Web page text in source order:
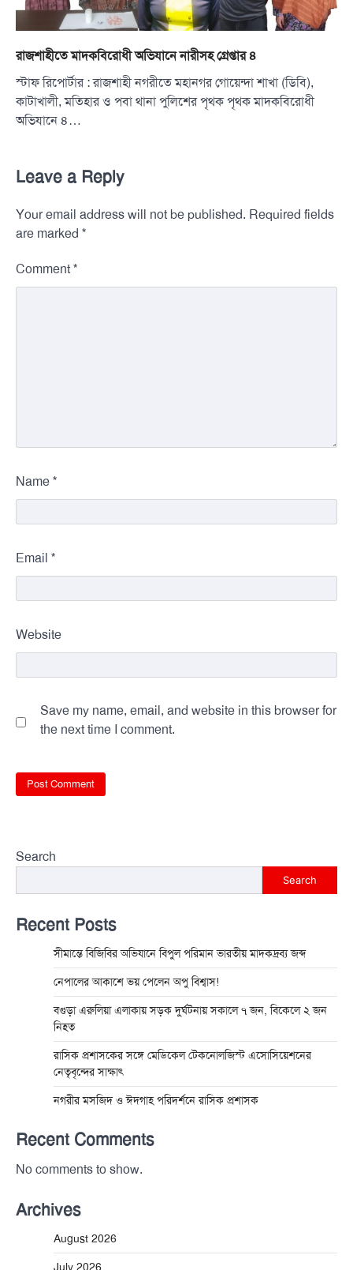
রাজশাহীতে মাদকবিরোধী অভিযানে নারীসহ গ্রেপ্তার ৪
স্টাফ রিপোর্টার : রাজশাহী নগরীতে মহানগর গোয়েন্দা শাখা (ডিবি),
কাটাখালী, মতিহার ও পবা থানা পুলিশের পৃথক পৃথক মাদকবিরোধী
অভিযানে ৪…
Leave a Reply
Your email address will not be published. Required fields
are marked *
Comment *
Name *
Email *
Website
Save my name, email, and website in this browser for
the next time I comment.
Search
Search
Recent Posts
সীমান্তে বিজিবির অভিযানে বিপুল পরিমান ভারতীয় মাদকদ্রব্য জব্দ
নেপালের আকাশে ভয় পেলেন অপু বিশ্বাস!
বগুড়া এরুলিয়া এলাকায় সড়ক দুর্ঘট্নায় সকালে ৭ জন, বিকেলে ২ জন
নিহত
রাসিক প্রশাসকের সঙ্গে মেডিকেল টেকনোলজিস্ট এসোসিয়েশনের
নেতৃবৃন্দের সাক্ষাৎ
নগরীর মসজিদ ও ঈদগাহ পরিদর্শনে রাসিক প্রশাসক
Recent Comments
No comments to show.
Archives
August 2026
July 2026